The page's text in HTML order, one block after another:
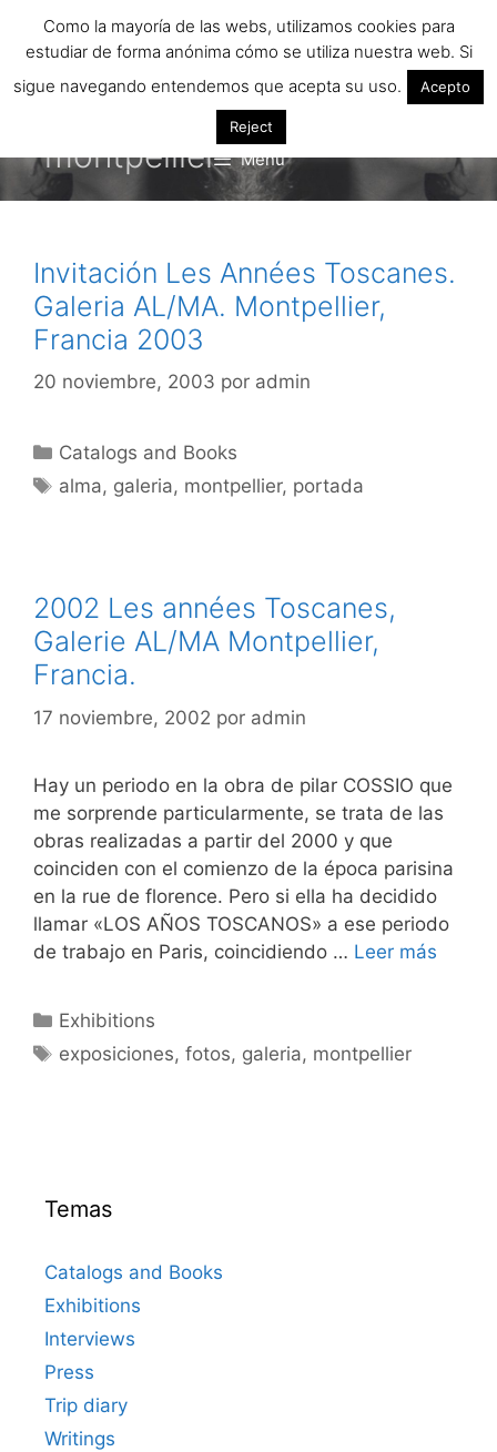
Menú
montpellier
Invitación Les Années Toscanes.
Galeria AL/MA. Montpellier,
Francia 2003
20 noviembre, 2003 por admin
Categorías
Catalogs and Books
Etiquetas
alma, galeria, montpellier, portada
2002 Les années Toscanes,
Galerie AL/MA Montpellier,
Francia.
17 noviembre, 2002 por admin
Hay un periodo en la obra de pilar COSSIO que
me sorprende particularmente, se trata de las
obras realizadas a partir del 2000 y que
coinciden con el comienzo de la época parisina
en la rue de florence. Pero si ella ha decidido
llamar «LOS AÑOS TOSCANOS» a ese periodo
de trabajo en Paris, coincidiendo … Leer más
Categorías
Exhibitions
Etiquetas
exposiciones,fotos, galeria, montpellier
Temas
Catalogs and Books
Exhibitions
Interviews
Press
Trip diary
Writings
Como la mayoría de las webs, utilizamos cookies para
estudiar de forma anónima cómo se utiliza nuestra web. Si
sigue navegando entendemos que acepta su uso.
Acepto
Reject